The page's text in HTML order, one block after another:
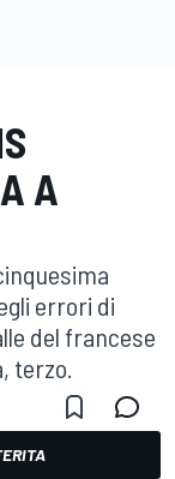
A
errori di
del francese
terzo.